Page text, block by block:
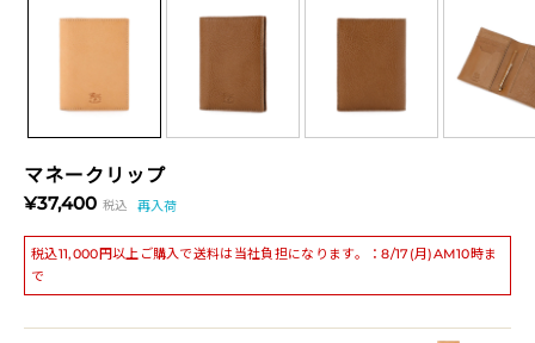
マネークリップ
¥37,400 税込 再入荷
税込11,000円以上ご購入で送料は当社負担になります。：8/17(月)AM10時ま
で